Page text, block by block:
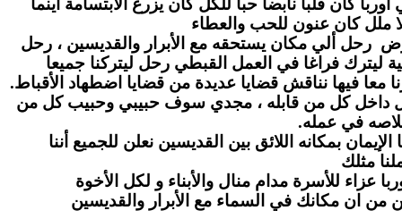
كان قلبا نابضا حبا للكل كان يزرع الابتسامة أينما
ملل كان عنون للحب والعطاء
رحل ألي مكان يستحقه مع الأبرار والقديسين ، رحل
ليترك فراغا في العمل القبطي رحل ليتركنا جميعا
فيها نناقش قضايا عديدة من قضايا اضطهاد الأقباط.
داخل كل من قابله ، مجدي سوف حبيبي وحبيب كل من
في عمله.
بمكانه اللائق بين القديسين نعلن للجميع أننا
مثلك
عزاء للأسرة مدام منال والأبناء و لكل الأخوة
من ان مكانك في السماء مع الأبرار والقديسين